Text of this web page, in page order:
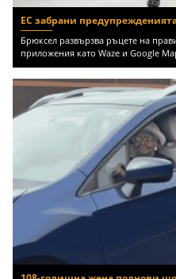
ЕС забрани
Брюксел развързва ръцете на
приложения като Waze и Google